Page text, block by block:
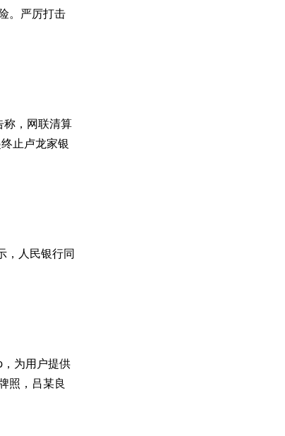
。严厉打击
称，网联清算
止卢龙家银
，人民银行同
为用户提供
照，吕某良